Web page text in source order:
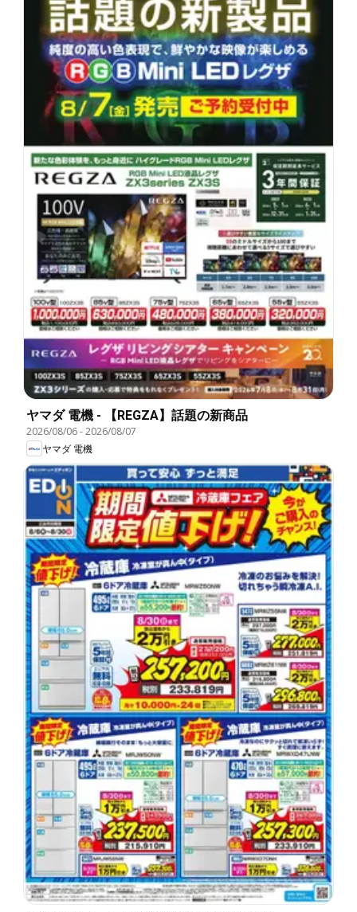
ヤマダ 電機 - 【REGZA】話題の新商品
2026/08/06-2026/08/07
ヤマダ 電機